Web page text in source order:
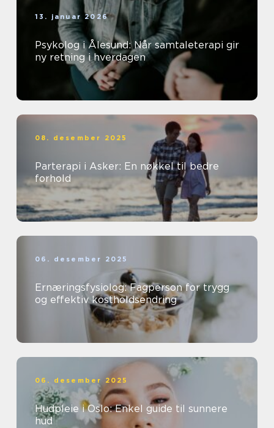
13. januar 2026
Psykolog i Ålesund: Når samtaleterapi gir
ny retning i hverdagen
08. desember 2025
Parterapi i Asker: En nøkkel til bedre
forhold
06. desember 2025
Ernæringsfysiolog: Fagperson for trygg
og effektiv kostholdsendring
06. desember 2025
Hudpleie i Oslo: Enkel guide til sunnere
hud